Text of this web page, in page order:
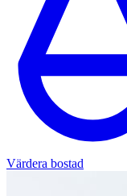
Värdera bostad